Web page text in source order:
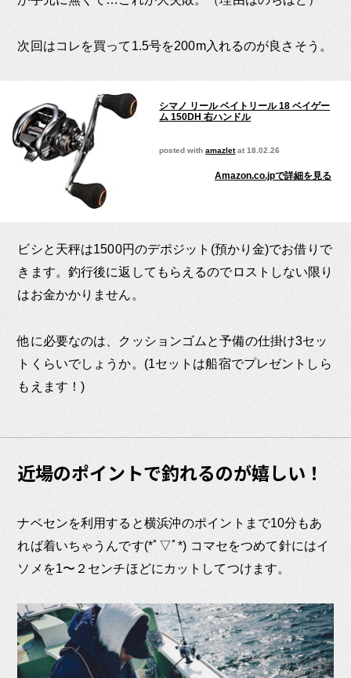
次回はコレを買って1.5号を200m入れるのが良さそう。
シマノ リール ベイトリール 18 ベイゲー
ム 150DH 右ハンドル
posted withamazletat 18.02.26
Amazon.co.jpで詳細を見る
ビシと天秤は1500円のデポジット(預かり金)でお借りで
きます。釣行後に返してもらえるのでロストしない限り
はお金かかりません。
他に必要なのは、クッションゴムと予備の仕掛け3セッ
トくらいでしょうか。(1セットは船宿でプレゼントしら
もえます！)
近場のポイントで釣れるのが嬉しい！
ナベセンを利用すると横浜沖のポイントまで10分もあ
れば着いちゃうんです(*ﾟ▽ﾟ*) コマセをつめて針にはイ
ソメを1〜２センチほどにカットしてつけます。